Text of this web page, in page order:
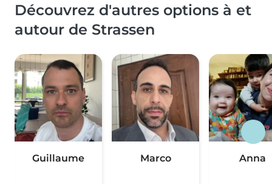
Découvrez d'autres options à et
autour de Strassen
Guillaume Marco Anna